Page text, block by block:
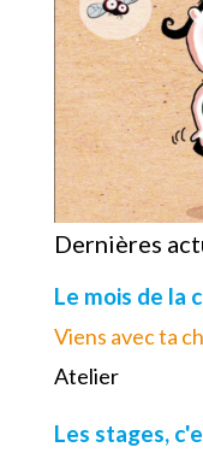
Dernières
Le mois de la
Viens avec ta
Atelier
Les stages,